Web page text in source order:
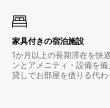
家具付き⁠の宿⁠泊⁠施⁠設
1か月以上の長期滞在を快
ンとアメニティ・設備を
貸しでお部屋を借りる代わ